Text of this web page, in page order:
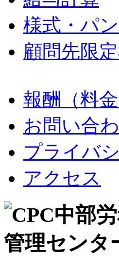
様式・パ
顧問先限
報酬（料
お問い合
プライバ
アクセス